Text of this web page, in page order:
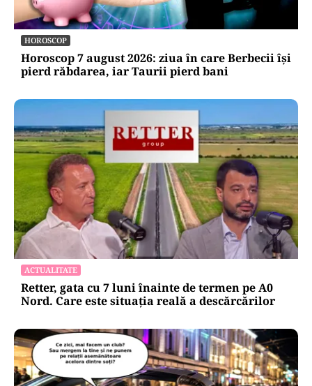
HOROSCOP
Horoscop 7 august 2026: ziua în care Berbecii își
pierd răbdarea, iar Taurii pierd bani
ACTUALITATE
Retter, gata cu 7 luni înainte de termen pe A0
Nord. Care este situația reală a descărcărilor